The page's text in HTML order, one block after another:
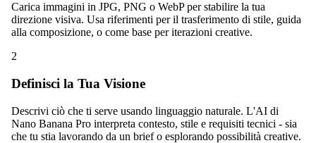
Carica immagini in JPG, PNG o WebP per stabilire la tua
direzione visiva. Usa riferimenti per il trasferimento di stile, guida
alla composizione, o come base per iterazioni creative.
2
Definisci la Tua Visione
Descrivi ciò che ti serve usando linguaggio naturale. L'AI di
Nano Banana Pro interpreta contesto, stile e requisiti tecnici - sia
che tu stia lavorando da un brief o esplorando possibilità creative.